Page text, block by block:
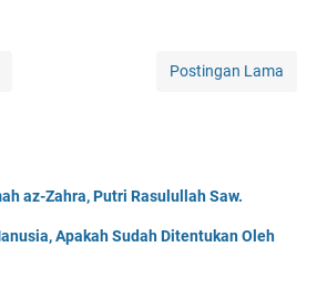
Postingan Lama
az-Zahra, Putri Rasulullah Saw.
Apakah Sudah Ditentukan Oleh